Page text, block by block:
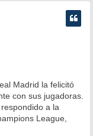
Madrid la felicitó
con sus jugadoras.
a la
League,